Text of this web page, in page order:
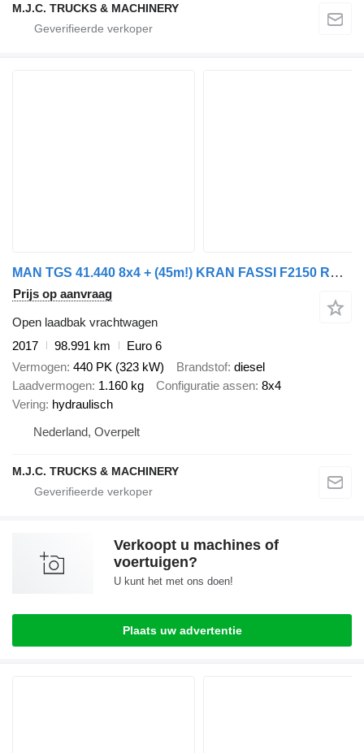
M.J.C. TRUCKS & MACHINERY
MAN TGS 41.440 8x4 + (45m!) KRAN FASSI F2150 RAL 8+6 FLY-JIB - 7x ST
Prijs op aanvraag
Open laadbak vrachtwagen
2017
98.991 km
Euro 6
Vermogen 440 PK (323 kW) Brandstof diesel
Laadvermogen 1.160 kg Configuratie assen 8x4
Vering hydraulisch
Nederland, Overpelt
M.J.C. TRUCKS & MACHINERY
Verkoopt u machines of
voertuigen?
U kunt het met ons doen!
Plaats uw advertentie